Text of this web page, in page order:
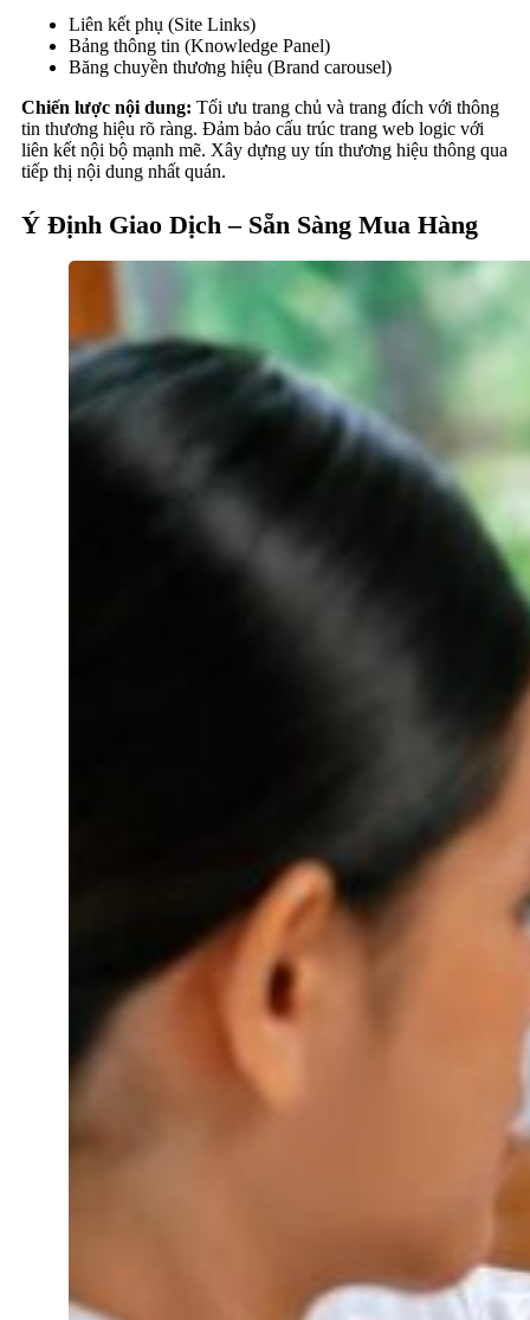
Liên kết phụ (Site Links)
Bảng thông tin (Knowledge Panel)
Băng chuyền thương hiệu (Brand carousel)
Chiến lược nội dung: Tối ưu trang chủ và trang đích với thông
tin thương hiệu rõ ràng. Đảm bảo cấu trúc trang web logic với
liên kết nội bộ mạnh mẽ. Xây dựng uy tín thương hiệu thông qua
tiếp thị nội dung nhất quán.
Ý Định Giao Dịch – Sẵn Sàng Mua Hàng